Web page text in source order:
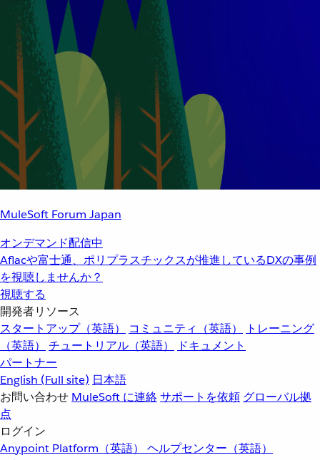
MuleSoft Forum Japan
オンデマンド配信中
Aflacや富士通、ポリプラスチックスが推進しているDXの事例
を視聴しませんか？
視聴する
開発者リソース
スタートアップ（英語）
コミュニティ（英語）
トレーニング
（英語）
チュートリアル（英語）
ドキュメント
パートナー
English (Full site) 日本語
お問い合わせ MuleSoft に連絡サポートを依頼 グローバル拠
点
ログイン
Anypoint Platform（英語） ヘルプセンター（英語）